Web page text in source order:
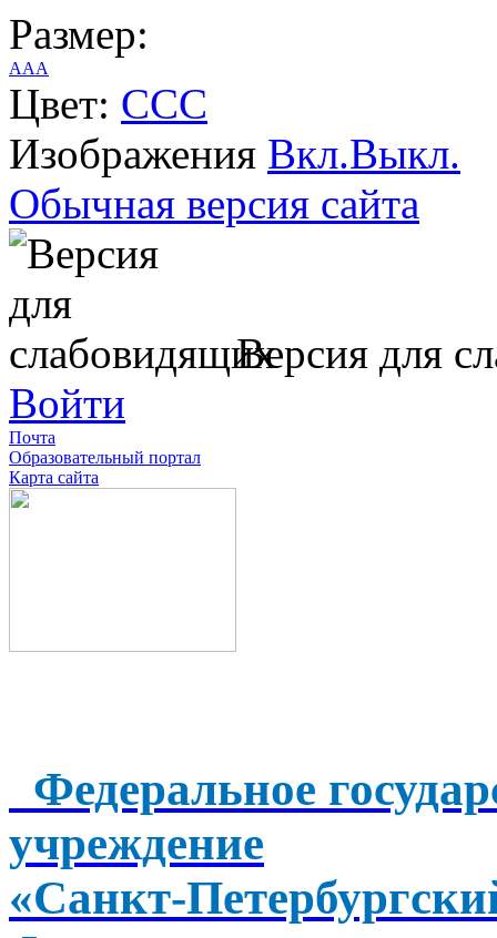
Размер:
AAA
Цвет: CCC
Изображения Вкл.Выкл.
Обычная версия сайта
Версия для
Войти
Почта
Образовательный портал
Карта сайта
Федеральное
учреждение
«Санкт-